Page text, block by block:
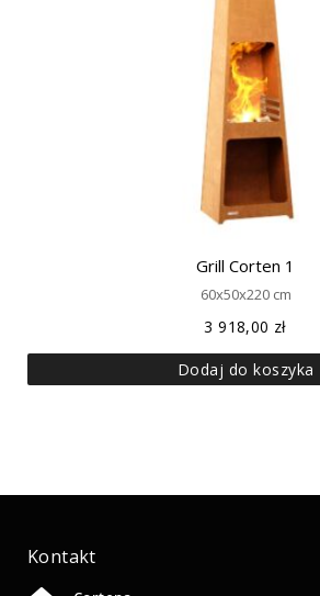
Grill Corten 1
60x50x220 cm
3 918,00 zł
Dodaj do koszyka
Kontakt